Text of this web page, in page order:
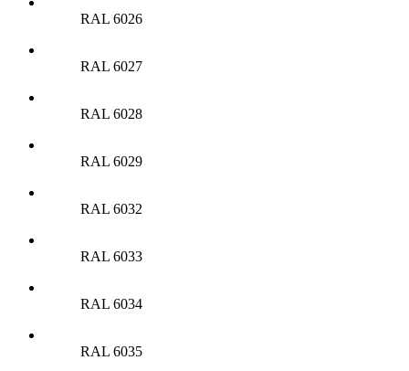
RAL 6026
RAL 6027
RAL 6028
RAL 6029
RAL 6032
RAL 6033
RAL 6034
RAL 6035